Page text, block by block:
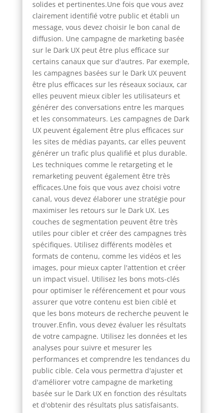
solides et pertinentes.Une fois que vous avez
clairement identifié votre public et établi un
message, vous devez choisir le bon canal de
diffusion. Une campagne de marketing basée
sur le Dark UX peut être plus efficace sur
certains canaux que sur d'autres. Par exemple,
les campagnes basées sur le Dark UX peuvent
être plus efficaces sur les réseaux sociaux, car
elles peuvent mieux cibler les utilisateurs et
générer des conversations entre les marques
et les consommateurs. Les campagnes de Dark
UX peuvent également être plus efficaces sur
les sites de médias payants, car elles peuvent
générer un trafic plus qualifié et plus durable.
Les techniques comme le retargeting et le
remarketing peuvent également être très
efficaces.Une fois que vous avez choisi votre
canal, vous devez élaborer une stratégie pour
maximiser les retours sur le Dark UX. Les
couches de segmentation peuvent être très
utiles pour cibler et créer des campagnes très
spécifiques. Utilisez différents modèles et
formats de contenu, comme les vidéos et les
images, pour mieux capter l'attention et créer
un impact visuel. Utilisez les bons mots-clés
pour optimiser le référencement et pour vous
assurer que votre contenu est bien ciblé et
que les bons moteurs de recherche peuvent le
trouver.Enfin, vous devez évaluer les résultats
de votre campagne. Utilisez les données et les
analyses pour suivre et mesurer les
performances et comprendre les tendances du
public cible. Cela vous permettra d'ajuster et
d'améliorer votre campagne de marketing
basée sur le Dark UX en fonction des résultats
et d'obtenir des résultats plus satisfaisants.